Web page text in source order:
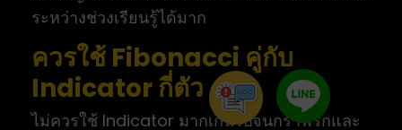
ระหว่างช่วงเรียนรู้ได้มาก
ควรใช้ Fibonacci คู่กับ
Indicator กี่ตัว
ไม่ควรใช้ Indicator มากเกินไปจนกราฟรกและ